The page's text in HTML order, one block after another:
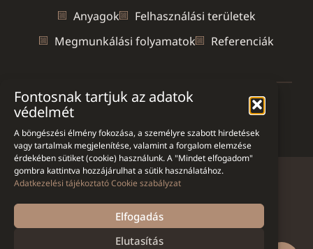
Fontosnak tartjuk az adatok
védelmét
A böngészési élmény fokozása, a személyre szabott hirdetések
vagy tartalmak megjelenítése, valamint a forgalom elemzése
érdekében sütiket (cookie) használunk. A "Mindet elfogadom"
gombra kattintva hozzájárulhat a sütik használatához.
Adatkezelési tájékoztatóCookie szabályzat
Elfogadás
Elutasítás
Anyagok
Felhasználási területek
Megmunkálási folyamatok
Referenciák
Ön jelenleg itt van: kiegészítők
Mozsgai Gránit - mozsgaigranit.hu |